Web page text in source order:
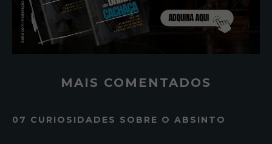
MAIS COMENTADOS
07 CURIOSIDADES SOBRE O ABSINTO